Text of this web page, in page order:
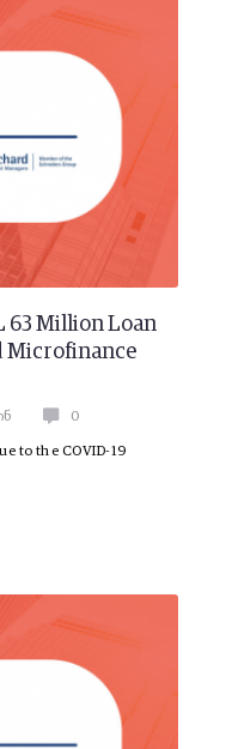
63 Million Loan
Microfinance
0
to the COVID-19